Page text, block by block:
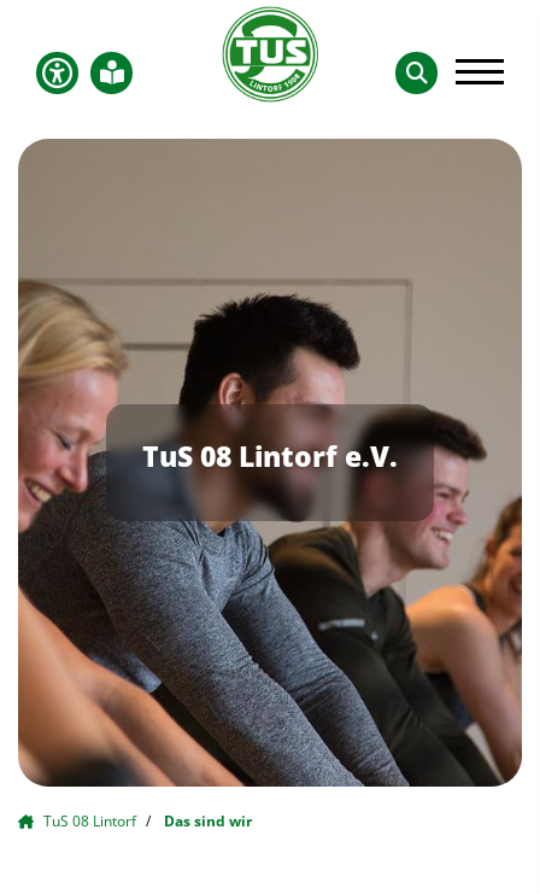
TuS 08 Lintorf e.V.
TuS 08 Lintorf Das sind wir